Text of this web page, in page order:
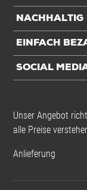
NACHHALTIG
EINFACH
SOCIAL
Unser Angebot
alle Preise
Anlieferung